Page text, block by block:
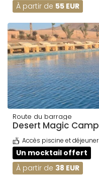
À partir de 55 EUR
Route du barrage
Desert Magic Camp
Accès piscine et déjeuner
Un mocktail offert
À partir de 38 EUR